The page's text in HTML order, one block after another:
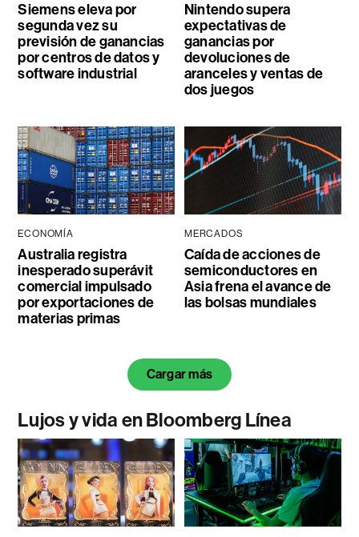
Siemens eleva por
segunda vez su
previsión de ganancias
por centros de datos y
software industrial
Nintendo supera
expectativas de
ganancias por
devoluciones de
aranceles y ventas de
dos juegos
ECONOMÍA
Australia registra
inesperado superávit
comercial impulsado
por exportaciones de
materias primas
MERCADOS
Caída de acciones de
semiconductores en
Asia frena el avance de
las bolsas mundiales
Cargar más
Lujos y vida en Bloomberg Línea